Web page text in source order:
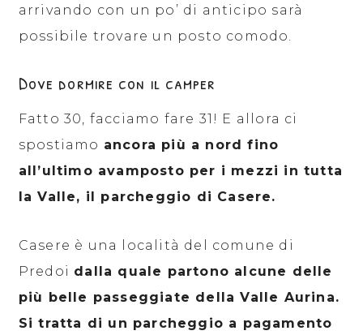
arrivando con un po’ di anticipo sarà
possibile trovare un posto comodo.
Dove dormire con il camper
Fatto 30, facciamo fare 31! E allora ci
spostiamo ancora più a nord fino
all’ultimo avamposto per i mezzi in tutta
la Valle, il parcheggio di Casere.
Casere è una località del comune di
Predoi dalla quale partono alcune delle
più belle passeggiate della Valle Aurina.
Si tratta di un parcheggio a pagamento